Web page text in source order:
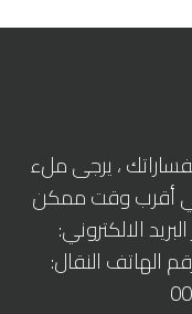
، يرجى ملء
أقرب وقت ممكن
الالكتروني:
الهاتف النقال: